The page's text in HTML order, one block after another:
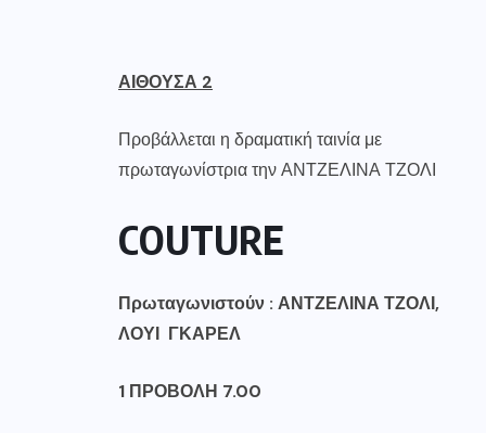
ΑΙΘΟΥΣΑ 2
Προβάλλεται η δραματική ταινία με
πρωταγωνίστρια την ΑΝΤΖΕΛΙΝΑ ΤΖΟΛΙ
COUTURE
Πρωταγωνιστούν : ΑΝΤΖΕΛΙΝΑ ΤΖΟΛΙ,
ΛΟΥΙ ΓΚΑΡΕΛ
1 ΠΡΟΒΟΛΗ 7.00